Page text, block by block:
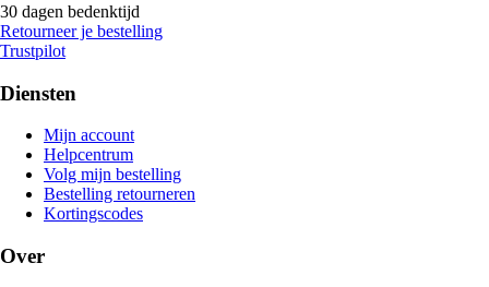
30 dagen bedenktijd
Retourneer je bestelling
Trustpilot
Diensten
Mijn account
Helpcentrum
Volg mijn bestelling
Bestelling retourneren
Kortingscodes
Over